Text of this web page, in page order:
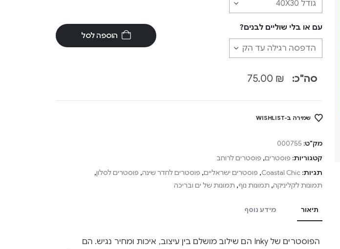
עם או בלי שוליים לבנים?
סה"כ: ₪
הוספה לסל
שמירה ב-WISHLIST
מק"ט: 000755
קטגוריות: פוסטרים, פוסטרים לרוחב
תגיות: Coastal Chic
, פוסטרים ישראליים, פוסטרים לחדר שינה, פוסטרים לסלון,
תמונות לקליניקה, תמונות נוף, תמונות של ים ובריכה
תיאור מידע נוסף
הפוסטרים של Inky הם שילוב מושלם בין עיצוב, איכות ומחיר נגיש. הם